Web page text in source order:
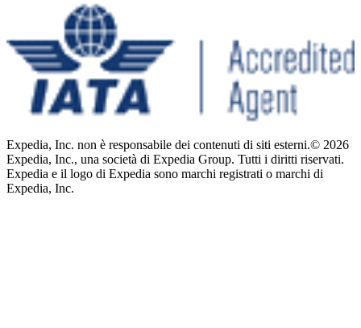
Expedia, Inc. non è responsabile dei contenuti di siti esterni.© 2026
Expedia, Inc., una società di Expedia Group. Tutti i diritti riservati.
Expedia e il logo di Expedia sono marchi registrati o marchi di
Expedia, Inc.